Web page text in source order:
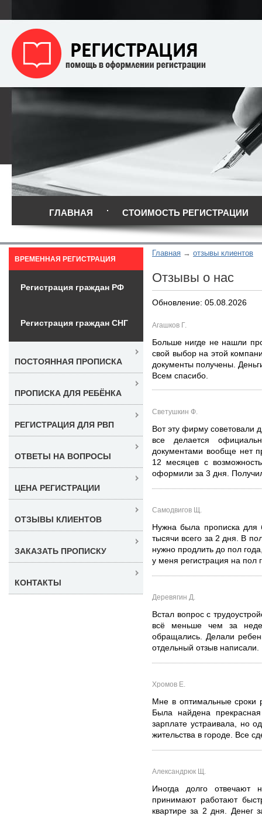
ГЛАВНАЯ СТОИМОСТЬ РЕГИСТРАЦИИ
Главная отзывы клиентов
Отзывы о нас
Обновление: 05.08.2026
Агашков Г.
Больше нигде не нашли
свой выбор на этой
документы получены.
Всем спасибо.
Светушкин Ф.
Вот эту фирму советовали
все делается
документами вообще нет
12 месяцев с
оформили за 3 дня.
Самодвигов Щ.
Нужна была прописка
тысячи всего за 2 дня. В
нужно продлить до пол
у меня регистрация на пол
Деревягин Д.
Встал вопрос с
всё меньше чем за
обращались. Делали
отдельный отзыв
Хромов Е.
Мне в оптимальные сроки
Была найдена
зарплате устраивала, но
жительства в городе. Все
Александрюк Щ.
Иногда долго отвечают
принимают работают
квартире за 2 дня. Денег
ВРЕМЕННАЯ РЕГИСТРАЦИЯ
Регистрация граждан РФ
Регистрация граждан СНГ
ПОСТОЯННАЯ ПРОПИСКА
ПРОПИСКА ДЛЯ РЕБЁНКА
РЕГИСТРАЦИЯ ДЛЯ РВП
ОТВЕТЫ НА ВОПРОСЫ
ЦЕНА РЕГИСТРАЦИИ
ОТЗЫВЫ КЛИЕНТОВ
ЗАКАЗАТЬ ПРОПИСКУ
КОНТАКТЫ